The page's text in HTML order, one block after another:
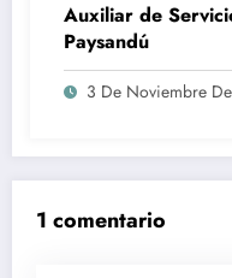
Auxiliar de
Paysandú
3 De Noviembre
1 comentario